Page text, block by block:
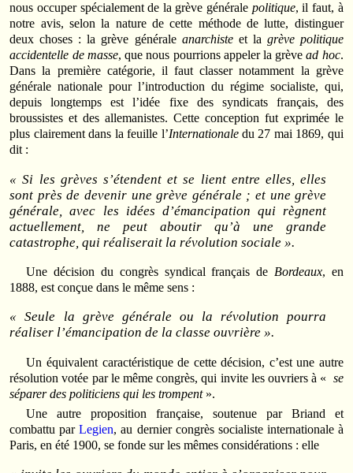
nous occuper spécialement de la grève générale politique, il faut, à
notre avis, selon la nature de cette méthode de lutte, distinguer
deux choses : la grève générale anarchisteet la grève politique
accidentelle de masse, que nous pourrions appeler la grèvead hoc.
Dans la première catégorie, il faut classer notamment la grève
générale nationale pour l’introduction du régime socialiste, qui,
depuis longtemps est l’idée fixe des syndicats français, des
broussistes et des allemanistes. Cette conception fut exprimée le
plus clairement dans la feuille l’Internationaledu 27 mai 1869, qui
dit :
« Si les grèves s’étendent et se lient entre elles, elles
sont près de devenir une grève générale ; et une grève
générale, avec les idées d’émancipation qui règnent
actuellement, ne peut aboutir qu’à une grande
catastrophe, qui réaliserait la révolution sociale ».
Une décision du congrès syndical français de Bordeaux, en
1888, est conçue dans le même sens :
« Seule la grève générale ou la révolution pourra
réaliser l’émancipation de la classe ouvrière ».
Un équivalent caractéristique de cette décision, c’est une autre
résolution votée par le même congrès, qui invite les ouvriers à « se
séparer des politiciens qui les trompent».
Une autre proposition française, soutenue par Briand et
combattu parLegien, au dernier congrès socialiste internationale à
Paris, en été 1900, se fonde sur les mêmes considérations : elle